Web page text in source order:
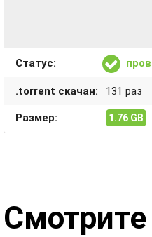
Статус:
.torrent скачан: 131 раз
Размер: 1.76 GB